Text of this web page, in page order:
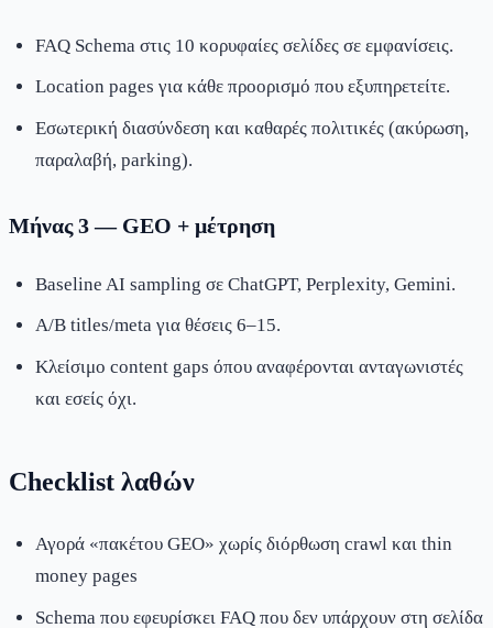
FAQ Schema στις 10 κορυφαίες σελίδες σε εμφανίσεις.
Location pages για κάθε προορισμό που εξυπηρετείτε.
Εσωτερική διασύνδεση και καθαρές πολιτικές (ακύρωση,
παραλαβή, parking).
Μήνας 3 — GEO + μέτρηση
Baseline AI sampling σε ChatGPT, Perplexity, Gemini.
A/B titles/meta για θέσεις 6–15.
Κλείσιμο content gaps όπου αναφέρονται ανταγωνιστές
και εσείς όχι.
Checklist λαθών
Αγορά «πακέτου GEO» χωρίς διόρθωση crawl και thin
money pages
Schema που εφευρίσκει FAQ που δεν υπάρχουν στη σελίδα